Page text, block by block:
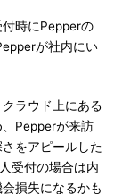
付時にPepperの
が社内にい
ラウド上にある
Pepperが来訪
をアピールした
受付の場合は内
損失になるかも